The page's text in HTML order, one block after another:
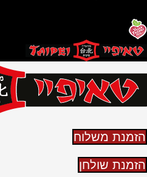
הזמנת משלוח
הזמנת שולחן